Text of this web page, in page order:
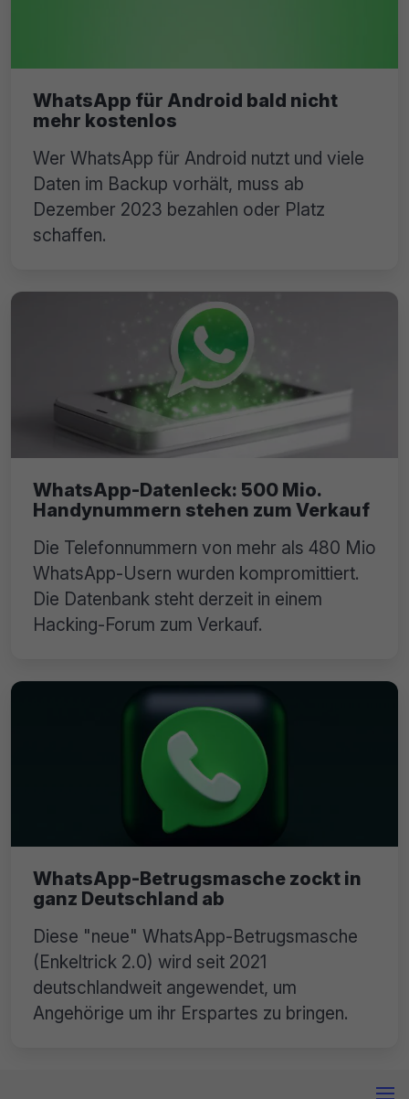
WhatsApp für Android bald nicht
mehr kostenlos
Wer WhatsApp für Android nutzt und viele
Daten im Backup vorhält, muss ab
Dezember 2023 bezahlen oder Platz
schaffen.
WhatsApp-Datenleck: 500 Mio.
Handynummern stehen zum Verkauf
Die Telefonnummern von mehr als 480 Mio
WhatsApp-Usern wurden kompromittiert.
Die Datenbank steht derzeit in einem
Hacking-Forum zum Verkauf.
WhatsApp-Betrugsmasche zockt in
ganz Deutschland ab
Diese "neue" WhatsApp-Betrugsmasche
(Enkeltrick 2.0) wird seit 2021
deutschlandweit angewendet, um
Angehörige um ihr Erspartes zu bringen.